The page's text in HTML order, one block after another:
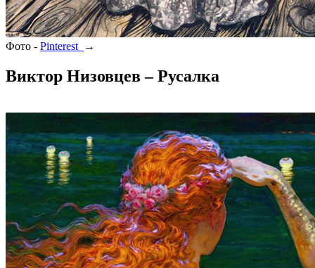
Фото - Pinterest →
Виктор Низовцев – Русалка